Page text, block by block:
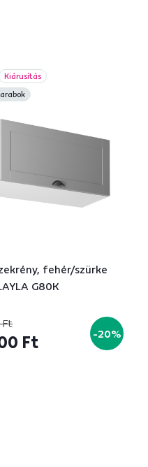
Kiárusítás
fehér/szürke
G80K
Ft
Ft -20%